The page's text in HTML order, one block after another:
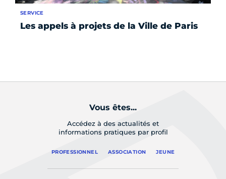
Les appels à projets de la Ville de Paris
SERVICE
Vous êtes...
Accédez à des actualités et
informations pratiques par profil
PROFESSIONNEL ASSOCIATION JEUNE